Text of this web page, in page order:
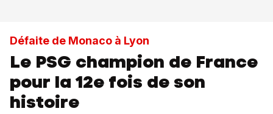
Défaite de Monaco à Lyon
Le PSG champion de France
pour la 12e fois de son
histoire